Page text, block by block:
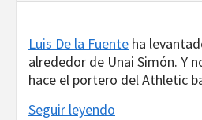
Luis De la Fuente ha
alrededor de Unai Simón. Y
hace el portero del Athletic
Seguir leyendo